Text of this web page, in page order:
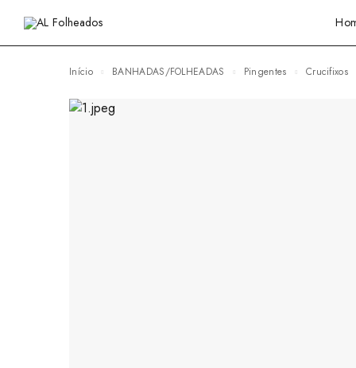
Início BANHADAS/FOLHEADAS Pingentes Crucifixos